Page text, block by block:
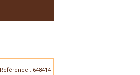
Référence : 648414